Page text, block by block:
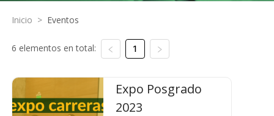
Inicio > Eventos
6 elementos en total: 1
Expo Posgrado
2023